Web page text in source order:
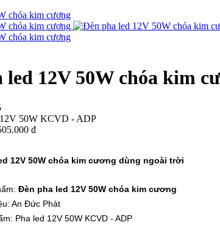
led 12V 50W chóa kim
12V 50W KCVD - ADP
đ
12V 50W chóa kim cương dùng ngoài trời
Đèn pha led 12V 50W chóa kim cương
An Đức Phát
Pha led 12V 50W KCVD - ADP